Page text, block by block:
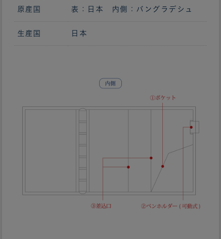
原産国 表：日本 内側：バングラデシュ
生産国 日本